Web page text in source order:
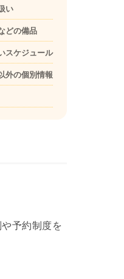
い
どの備品
スケジュール
外の個別情報
予約制度を